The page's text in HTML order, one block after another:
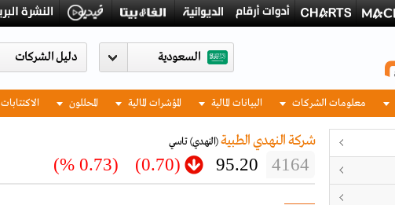
السعودية
معلومات الشركات البيانات المالية المؤشرات المالية المحللون الاكتتابات
شركة النهدي الطبية (النهدي) تاسي
4164
95.20
(0.70)
(0.73 %)